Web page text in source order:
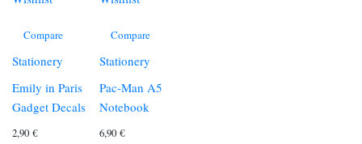
Compare
Stationery
Emily in Paris
Gadget Decals
2,90 €
Compare
Stationery
Pac-Man A5
Notebook
6,90€